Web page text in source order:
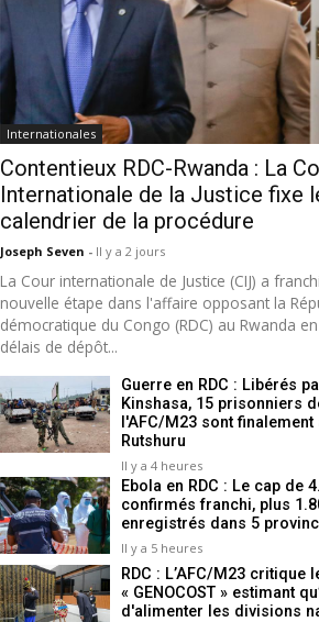
Internationales
Contentieux RDC-Rwanda : La
Internationale de la Justice fixe
calendrier de la procédure
Joseph Seven - Il y a 2 jours
La Cour internationale de Justice (CIJ) a
nouvelle étape dans l'affaire opposant la
démocratique du Congo (RDC) au Rwanda
délais de dépôt...
Guerre en RDC : Libérés
Kinshasa, 15 prisonniers
l'AFC/M23 sont
Rutshuru
Il y a 4 heures
Ebola en RDC : Le cap de
confirmés franchi, plus
enregistrés dans 5
Il y a 5 heures
RDC : L’AFC/M23 critique
« GENOCOST » estimant
d'alimenter les divisions